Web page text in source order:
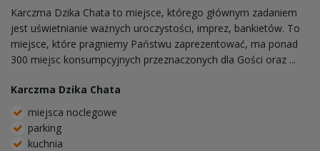
Karczma Dzika Chata to miejsce, którego głównym zadaniem
jest uświetnianie ważnych uroczystości, imprez, bankietów. To
miejsce, które pragniemy Państwu zaprezentować, ma ponad
300 miejsc konsumpcyjnych przeznaczonych dla Gości oraz ...
Karczma Dzika Chata
miejsca noclegowe
parking
kuchnia